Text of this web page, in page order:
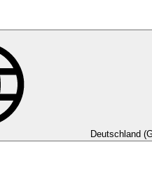
Deutschland